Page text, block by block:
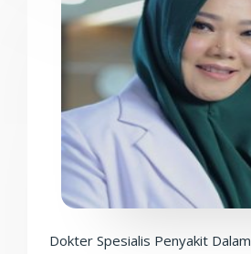
Dokter Spesialis Penyakit Dalam